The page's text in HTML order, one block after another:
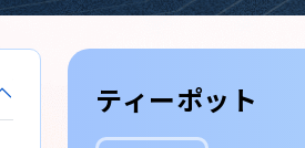
ティーポット